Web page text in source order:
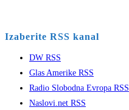
Izaberite RSS kanal
DW RSS
Glas Amerike RSS
Radio Slobodna Evropa RSS
Naslovi.net RSS